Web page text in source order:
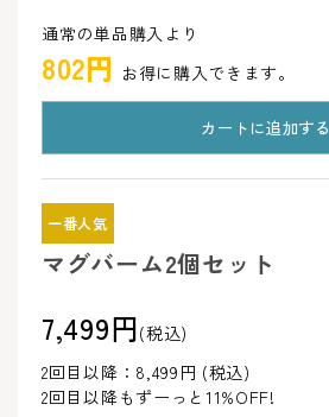
通常の単品購入より
802円 お得に購入できます。
カートに追加する
一番人気
マグバーム2個セット
7,499円(税込)
2回目以降：8,499円 (税込)
2回目以降もずーっと11%OFF!